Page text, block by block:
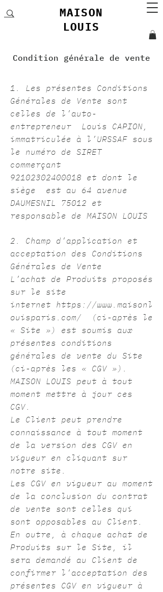
MAISON
LOUIS
Condition générale de vente
1. Les présentes Conditions
Générales de Vente sont
celles de l’auto-
entrepreneur Louis CAPION,
immatriculée à l’URSSAF sous
le numéro de SIRET
commerçant
92102302400018 et dont le
siège est au 64 avenue
DAUMESNIL 75012 et
responsable de MAISON LOUIS
2. Champ d’application et
acceptation des Conditions
Générales de Vente
L’achat de Produits proposés
sur le site
internet https://www.maisonl
ouisparis.com/ (ci-après le
« Site ») est soumis aux
présentes conditions
générales de vente du Site
(ci-après les « CGV »).
MAISON LOUIS peut à tout
moment mettre à jour ces
CGV.
Le Client peut prendre
connaissance à tout moment
de la version des CGV en
vigueur en cliquant sur
notre site.
Les CGV en vigueur au moment
de la conclusion du contrat
de vente sont celles qui
sont opposables au Client.
En outre, à chaque achat de
Produits sur le Site, il
sera demandé au Client de
confirmer l’acceptation des
présentes CGV en vigueur à